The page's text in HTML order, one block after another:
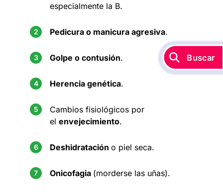
especialmente la B.
Pedicura o manicura agresiva.
Golpe o contusión.
Herencia genética.
Cambios fisiológicos por
el envejecimiento.
Deshidratación o piel seca.
Onicofagia (morderse las uñas).
Buscar